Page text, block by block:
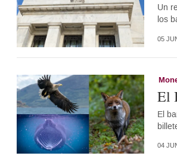
Un
los
05
El
El
04